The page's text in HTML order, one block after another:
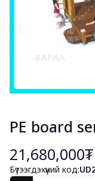
PE board
21,680,000₮
Бүтээгдэхүүний код: